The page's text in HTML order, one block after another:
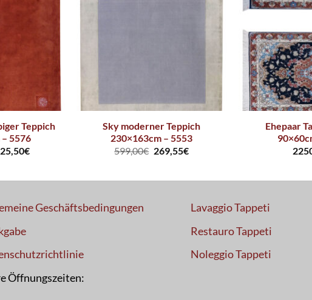
Teppich
5576
€
Sky moderner Teppich
230×163cm – 5553
599,00€ 269,55€
Ehepaar
Geschäftsbedingungen
Öffnungszeiten:
Lavaggio Tappeti
Restauro Tappeti
Noleggio Tappeti